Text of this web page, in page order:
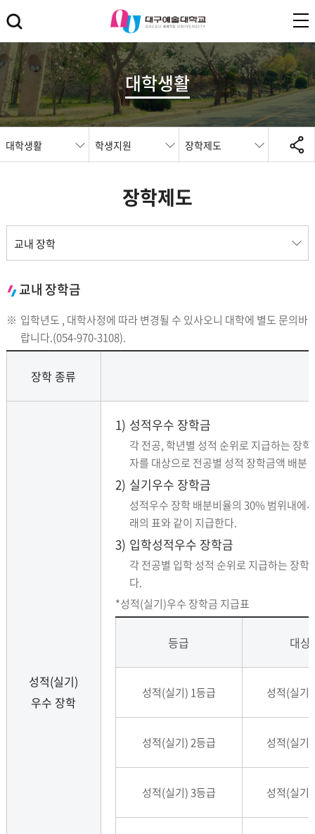
대학생활
대학생활 학생지원 장학제도
장학제도
교내 장학
교내 장학금
※ 입학년도 , 대학사정에 따라 변경될 수 있사오니 대학에 별도 문의바
랍니다.(054-970-3108).
장학 종류
성적(실기)
우수 장학
1) 성적우수 장학금
각 전공, 학년별 성적 순위로 지급하는 장
자를 대상으로 전공별 성적 장학금액 배분
2) 실기우수 장학금
성적우수 장학 배분비율의 30% 범위내에
래의 표와 같이 지급한다.
3) 입학성적우수 장학금
각 전공별 입학 성적 순위로 지급하는 장
다.
*성적(실기)우수 장학금 지급표
등급 대상
성적(실기) 1등급 성적(실기
성적(실기) 2등급 성적(실기
성적(실기) 3등급 성적(실기